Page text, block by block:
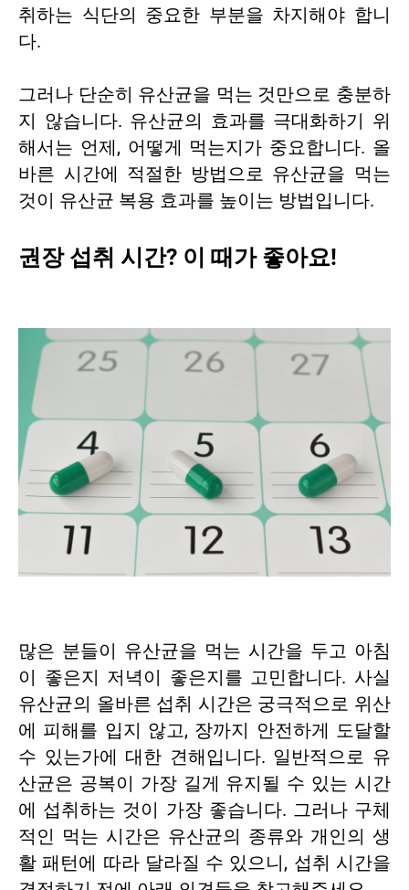
취하는 식단의 중요한 부분을 차지해야 합니
다.
그러나 단순히 유산균을 먹는 것만으로 충분하
지 않습니다. 유산균의 효과를 극대화하기 위
해서는 언제, 어떻게 먹는지가 중요합니다. 올
바른 시간에 적절한 방법으로 유산균을 먹는
것이 유산균 복용 효과를 높이는 방법입니다.
권장 섭취 시간? 이 때가 좋아요!
많은 분들이 유산균을 먹는 시간을 두고 아침
이 좋은지 저녁이 좋은지를 고민합니다. 사실
유산균의 올바른 섭취 시간은 궁극적으로 위산
에 피해를 입지 않고, 장까지 안전하게 도달할
수 있는가에 대한 견해입니다. 일반적으로 유
산균은 공복이 가장 길게 유지될 수 있는 시간
에 섭취하는 것이 가장 좋습니다. 그러나 구체
적인 먹는 시간은 유산균의 종류와 개인의 생
활 패턴에 따라 달라질 수 있으니, 섭취 시간을